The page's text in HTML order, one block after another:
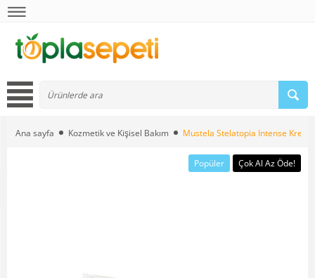
Ana sayfa Kozmetik ve Kişisel Bakım Mustela Stelatopia Intense Krem
Popüler Çok Al Az Öde!